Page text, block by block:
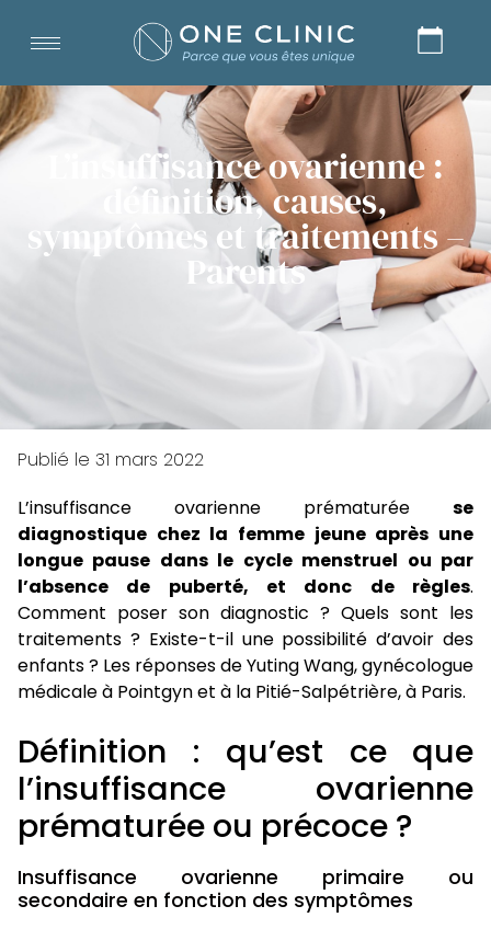
L’insuffisance ovarienne :
définition, causes,
symptômes et traitements –
Parents
Publié le 31 mars 2022
L’insuffisance ovarienne prématurée se
diagnostique chez la femme jeune après une
longue pause dans le cycle menstruel ou par
l’absence de puberté, et donc de règles.
Comment poser son diagnostic ? Quels sont les
traitements ? Existe-t-il une possibilité d’avoir des
enfants ? Les réponses de Yuting Wang, gynécologue
médicale à Pointgyn et à la Pitié-Salpétrière, à Paris.
Définition : qu’est ce que
l’insuffisance ovarienne
prématurée ou précoce ?
Insuffisance ovarienne primaire ou
secondaire en fonction des symptômes